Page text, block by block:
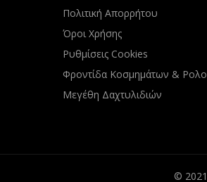
Πολιτική Απορρήτου
Όροι Χρήσης
Ρυθμίσεις Cookies
Φροντίδα Κοσμημάτων &
Μεγέθη Δαχτυλιδιών
©